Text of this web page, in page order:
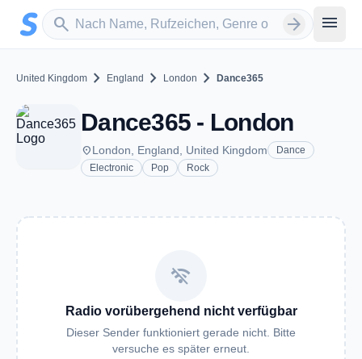
Zum Hauptinhalt springen
search
Sender suchen arrow_forward menu
United Kingdom chevron_right England chevron_right London chevron_right Dance365
Dance365 - London
placeLondon, England, United Kingdom
Dance
Electronic
Pop Rock
wifi_off
Radio vorübergehend nicht verfügbar
Dieser Sender funktioniert gerade nicht. Bitte
versuche es später erneut.